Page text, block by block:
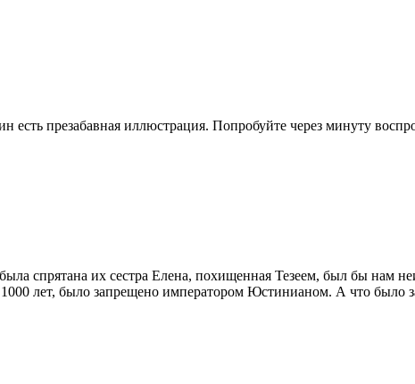
есть презабавная иллюстрация. Попробуйте через минуту
спрятана их сестра Елена, похищенная Тезеем, был бы нам
лет, было запрещено императором Юстинианом. А что было